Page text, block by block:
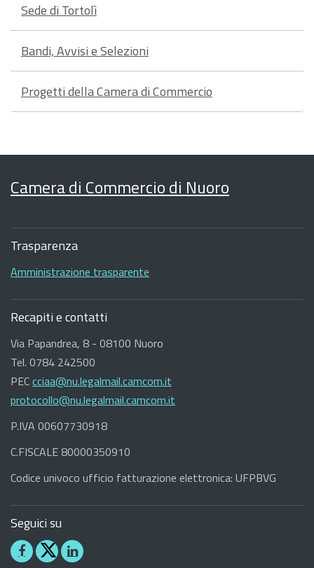
Sede di Tortolì
Bandi, Avvisi e Selezioni
Progetti della Camera di Commercio
Camera di Commercio di Nuoro
Sezione
Footer
Trasparenza
Amministrazione trasparente
Recapiti e contatti
Via Papandrea, 8 - 08100 Nuoro
Tel. 0784 242500
PECcciaa@nu.legalmail.camcom.it
protocollo@nu.legalmail.camcom.it
P.IVA 00607730918
C.FISCALE 80000350910
Codice univoco ufficio fatturazione elettronica: UFPBVG
Seguici su
Seguici
Seguici